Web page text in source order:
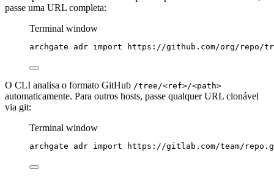
passe uma URL completa:
Terminal window
archgate adr import https://github.com/org/repo/
O CLI analisa o formato GitHub /tree/<ref>/<path>
automaticamente. Para outros hosts, passe qualquer URL clonável
via git:
Terminal window
archgate adr import https://gitlab.com/team/